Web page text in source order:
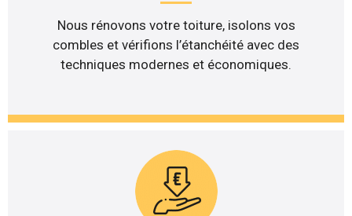
Nous rénovons votre toiture, isolons vos
combles et vérifions l’étanchéité avec des
techniques modernes et économiques.